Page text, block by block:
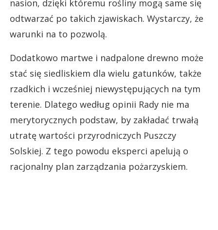
nasion, dzięki któremu rośliny mogą same się
odtwarzać po takich zjawiskach. Wystarczy, że
warunki na to pozwolą.
Dodatkowo martwe i nadpalone drewno może
stać się siedliskiem dla wielu gatunków, także
rzadkich i wcześniej niewystępujących na tym
terenie. Dlatego według opinii Rady nie ma
merytorycznych podstaw, by zakładać trwałą
utratę wartości przyrodniczych Puszczy
Solskiej. Z tego powodu eksperci apelują o
racjonalny plan zarządzania pożarzyskiem.